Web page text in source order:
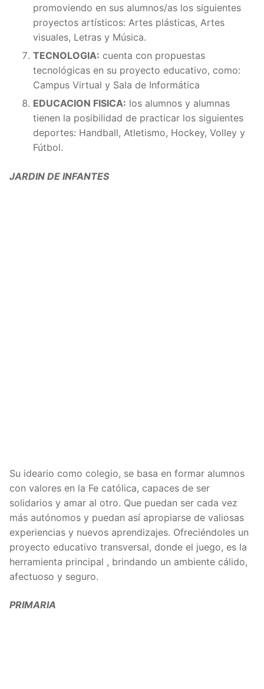
promoviendo en sus alumnos/as los siguientes
proyectos artísticos: Artes plásticas, Artes
visuales, Letras y Música.
TECNOLOGIA: cuenta con propuestas
tecnológicas en su proyecto educativo, como:
Campus Virtual y Sala de Informática
EDUCACION FISICA: los alumnos y alumnas
tienen la posibilidad de practicar los siguientes
deportes: Handball, Atletismo, Hockey, Volley y
Fútbol.
JARDIN DE INFANTES
Su ideario como colegio, se basa en formar alumnos
con valores en la Fe católica, capaces de ser
solidarios y amar al otro. Que puedan ser cada vez
más autónomos y puedan así apropiarse de valiosas
experiencias y nuevos aprendizajes. Ofreciéndoles un
proyecto educativo transversal, donde el juego, es la
herramienta principal , brindando un ambiente cálido,
afectuoso y seguro.
PRIMARIA